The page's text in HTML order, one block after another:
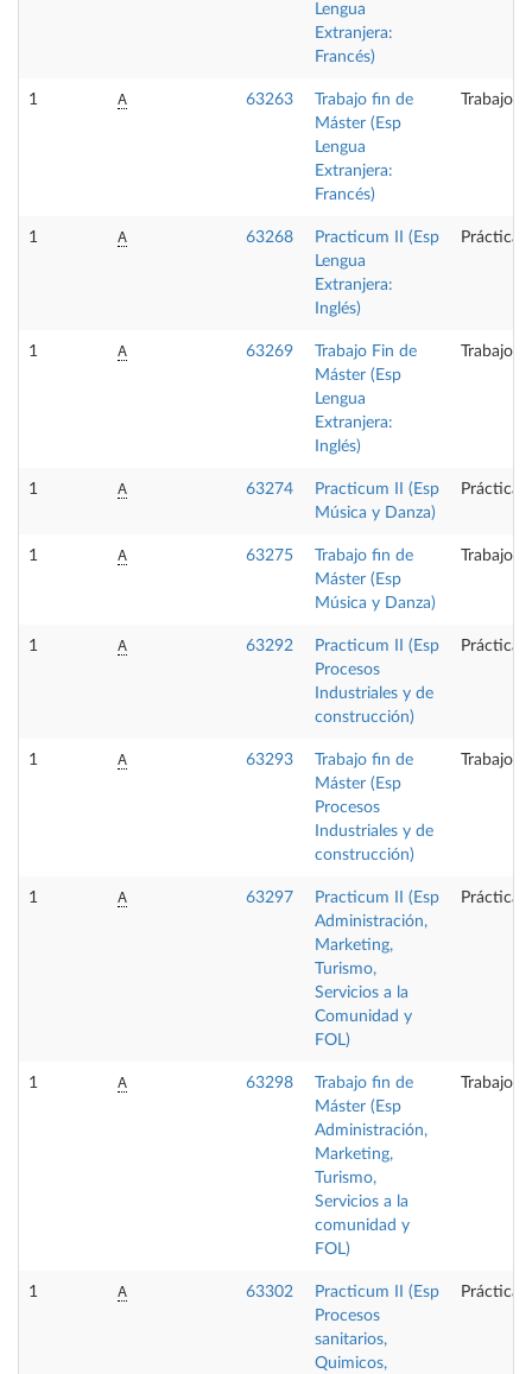
Lengua
Extranjera:
Francés)
1 A 63263
Trabajo fin de
Máster (Esp
Lengua
Extranjera:
Francés)
Trabajo
1 A 63268
Practicum II (Esp
Lengua
Extranjera:
Inglés)
1 A 63269
Trabajo Fin de
Máster (Esp
Lengua
Extranjera:
Inglés)
Trabajo
1 A 63274
Practicum II (Esp
Música y Danza)
1 A 63275
Trabajo fin de
Máster (Esp
Música y Danza)
Trabajo
1 A 63292
Practicum II (Esp
Procesos
Industriales y de
construcción)
1 A 63293
Trabajo fin de
Máster (Esp
Procesos
Industriales y de
construcción)
Trabajo
1 A 63297
Practicum II (Esp
Administración,
Marketing,
Turismo,
Servicios a la
Comunidad y
FOL)
1 A 63298
Trabajo fin de
Máster (Esp
Administración,
Marketing,
Turismo,
Servicios a la
comunidad y
FOL)
Trabajo
1 A 63302
Practicum II (Esp
Procesos
sanitarios,
Quimicos,